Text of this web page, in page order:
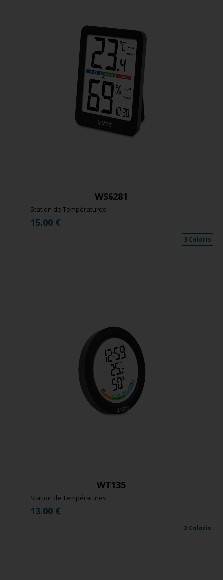
WS6281
Station de Températures
15.00 €
3 Coloris
WT135
Station de Températures
13.00 €
2 Coloris